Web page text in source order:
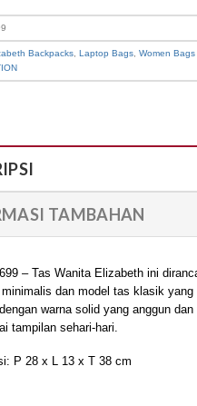
Backpacks ,Laptop Bags ,Women
TAMBAHAN
– Tas Wanita Elizabeth ini
dan model tas klasik yang
warna solid yang anggun
tampilan sehari-hari.
P 28 x L 13 x T 38 cm